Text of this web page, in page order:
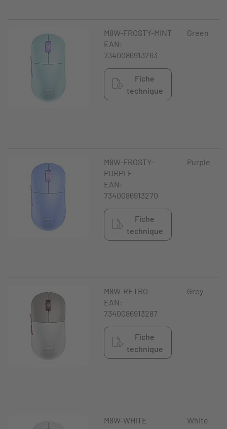
M8W-FROSTY-MINT
EAN:
7340086913263
Fiche
technique
Green
M8W-FROSTY-
PURPLE
EAN:
7340086913270
Fiche
technique
Purple
M8W-RETRO
EAN:
7340086913287
Fiche
technique
Grey
M8W-WHITE
White